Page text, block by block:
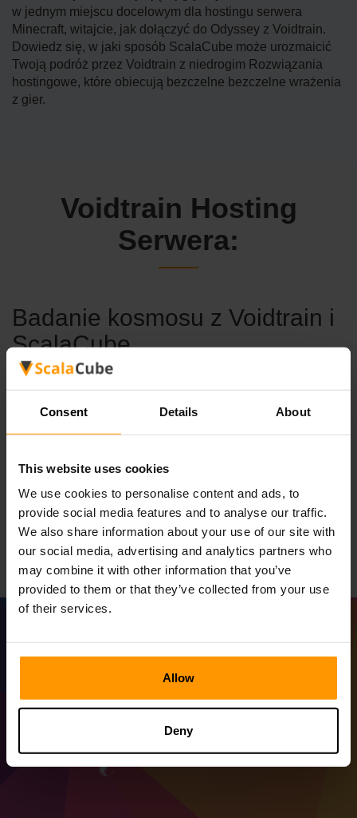
Consent Details About
This website uses cookies
We use cookies to personalise content and ads, to
provide social media features and to analyse our traffic.
We also share information about your use of our site with
our social media, advertising and analytics partners who
may combine it with other information that you’ve
provided to them or that they’ve collected from your use
of their services.
Allow
Deny
w jednym miejscu docelowym dla hostingu serwera
Minecraft, witajcie, jak dołączyć do Odyssey z Voidtrain.
Dowiedz się, w jaki sposób ScalaCube może urozmaicić
Twoją podróż przez Voidtrain z niedrogim Rozwiązania
hostingowe, które obiecują bezczelne bezczelne wrażenia
z gier.
Voidtrain Hosting
Serwera:
Badanie kosmosu z Voidtrain i
ScalaCube.
Z potrzebami doskonałymi wymaganiami na serwerach
wynikających z unikalnej mieszanki przetrwania i
eksploracji w kosmicznym otoczeniu, rozwiązania
ukierunkowane na tak wymagające potrzeby stabilnych
spotkanie niezapomniane. Poznaj kosmiczną konstrukcję i
przetrwanie dzięki najnowocześniejszym rozwiązaniom
hostingowym ScalaCube.